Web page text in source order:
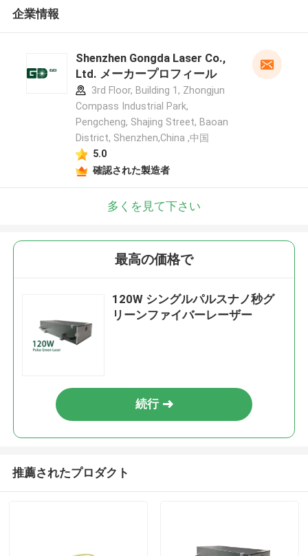
企業情報
Shenzhen Gongda Laser Co.,
Ltd. メーカープロフィール
3rd Floor, Building 1, Zhongjun
Compass Industrial Park,
Pengcheng, Shajing Street, Baoan
District, Shenzhen,China ,中国
5.0
確認された製造者
多くを見て下さい
最高の価格で
120W シングルパルスナノ秒グ
リーンファイバーレーザー
続行
推薦されたプロダクト